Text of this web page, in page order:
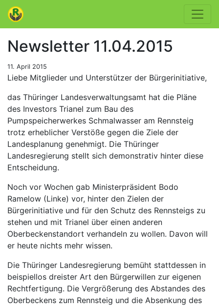
Newsletter 11.04.2015
11. April 2015
Liebe Mitglieder und Unterstützer der Bürgerinitiative,
das Thüringer Landesverwaltungsamt hat die Pläne
des Investors Trianel zum Bau des
Pumpspeicherwerkes Schmalwasser am Rennsteig
trotz erheblicher Verstöße gegen die Ziele der
Landesplanung genehmigt. Die Thüringer
Landesregierung stellt sich demonstrativ hinter diese
Entscheidung.
Noch vor Wochen gab Ministerpräsident Bodo
Ramelow (Linke) vor, hinter den Zielen der
Bürgerinitiative und für den Schutz des Rennsteigs zu
stehen und mit Trianel über einen anderen
Oberbeckenstandort verhandeln zu wollen. Davon will
er heute nichts mehr wissen.
Die Thüringer Landesregierung bemüht stattdessen in
beispiellos dreister Art den Bürgerwillen zur eigenen
Rechtfertigung. Die Vergrößerung des Abstandes des
Oberbeckens zum Rennsteig und die Absenkung des